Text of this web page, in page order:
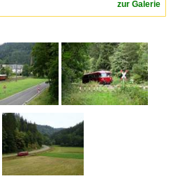
zur Galerie